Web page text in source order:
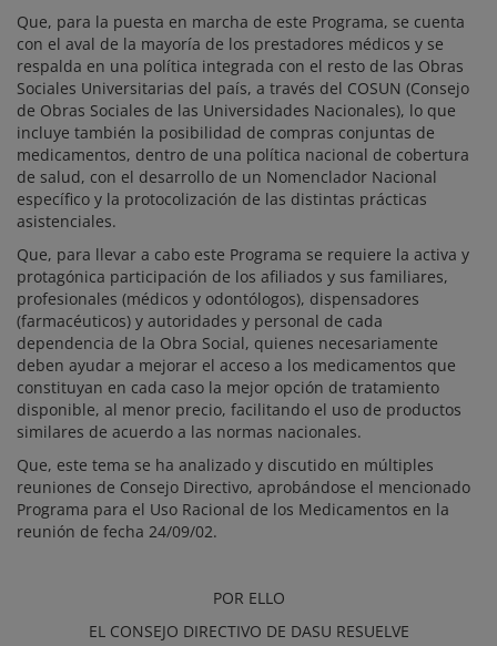
Que, para la puesta en marcha de este Programa, se cuenta
con el aval de la mayoría de los prestadores médicos y se
respalda en una política integrada con el resto de las Obras
Sociales Universitarias del país, a través del COSUN (Consejo
de Obras Sociales de las Universidades Nacionales), lo que
incluye también la posibilidad de compras conjuntas de
medicamentos, dentro de una política nacional de cobertura
de salud, con el desarrollo de un Nomenclador Nacional
específico y la protocolización de las distintas prácticas
asistenciales.
Que, para llevar a cabo este Programa se requiere la activa y
protagónica participación de los afiliados y sus familiares,
profesionales (médicos y odontólogos), dispensadores
(farmacéuticos) y autoridades y personal de cada
dependencia de la Obra Social, quienes necesariamente
deben ayudar a mejorar el acceso a los medicamentos que
constituyan en cada caso la mejor opción de tratamiento
disponible, al menor precio, facilitando el uso de productos
similares de acuerdo a las normas nacionales.
Que, este tema se ha analizado y discutido en múltiples
reuniones de Consejo Directivo, aprobándose el mencionado
Programa para el Uso Racional de los Medicamentos en la
reunión de fecha 24/09/02.
POR ELLO
EL CONSEJO DIRECTIVO DE DASU RESUELVE